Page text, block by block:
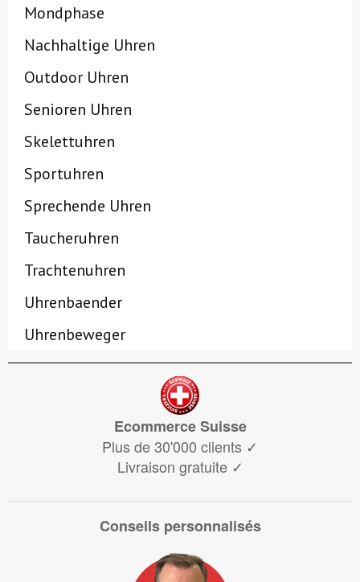
Mondphase
Nachhaltige Uhren
Outdoor Uhren
Senioren Uhren
Skelettuhren
Sportuhren
Sprechende Uhren
Taucheruhren
Trachtenuhren
Uhrenbaender
Uhrenbeweger
Ecommerce Suisse
Plus de 30'000 clients ✓
Livraison gratuite ✓
Conseils personnalisés